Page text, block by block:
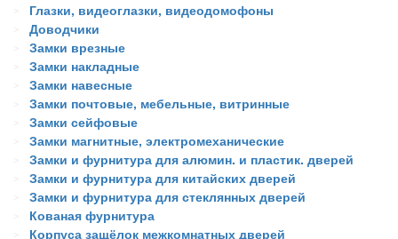
Глазки, видеоглазки, видеодомофоны
Доводчики
Замки врезные
Замки накладные
Замки навесные
Замки почтовые, мебельные, витринные
Замки сейфовые
Замки магнитные, электромеханические
Замки и фурнитура для алюмин. и пластик. дверей
Замки и фурнитура для китайских дверей
Замки и фурнитура для стеклянных дверей
Кованая фурнитура
Корпуса защёлок межкомнатных дверей